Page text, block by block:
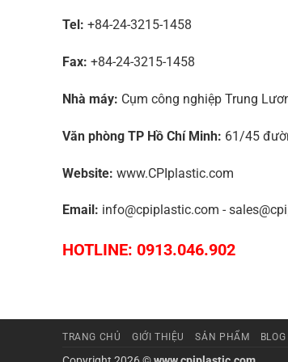
Tel: +84-24-3215-1458
Fax: +84-24-3215-1458
Nhà máy: Cụm công nghiệp Trung
Văn phòng TP Hồ Chí Minh: 61/45
Website: www.CPIplastic.com
Email: info@cpiplastic.com -
HOTLINE: 0913.046.902
TRANG CHỦ GIỚI THIỆU SẢN PHẨM BLOG